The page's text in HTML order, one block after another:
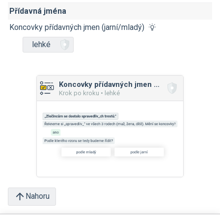
Přídavná jména
Koncovky přídavných jmen (jarní/mladý)
lehké
Koncovky přídavných jmen (jarní/mladý)
Krok po kroku • lehké
Nahoru